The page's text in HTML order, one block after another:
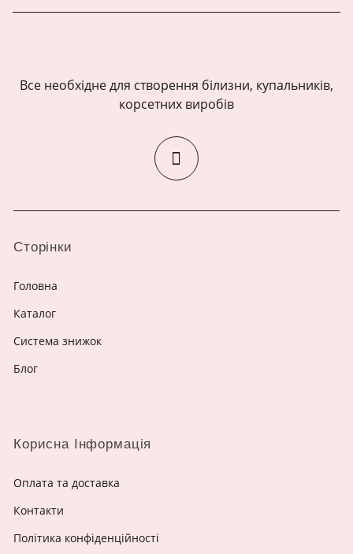
Все необхідне для створення білизни, купальників,
корсетних виробів
Сторінки
Головна
Каталог
Система знижок
Блог
Корисна Інформація
Оплата та доставка
Контакти
Політика конфіденційності